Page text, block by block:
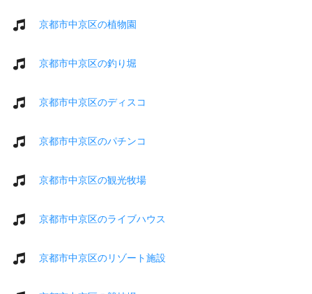
京都市中京区の植物園
京都市中京区の釣り堀
京都市中京区のディスコ
京都市中京区のパチンコ
京都市中京区の観光牧場
京都市中京区のライブハウス
京都市中京区のリゾート施設